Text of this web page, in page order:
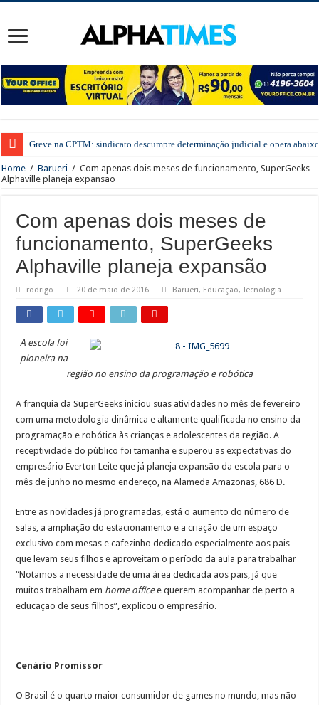
Greve na CPTM: sindicato descumpre determinação judicial e opera
Home / Barueri / Com apenas dois meses de funcionamento, SuperGeeks
Alphaville planeja expansão
Com apenas dois meses de
funcionamento, SuperGeeks
Alphaville planeja expansão
rodrigo 20 de maio de 2016 Barueri, Educação,Tecnologia
A escola foi
pioneira na
região no ensino da programação e robótica
A franquia da SuperGeeks iniciou suas atividades no mês de fevereiro
com uma metodologia dinâmica e altamente qualificada no ensino da
programação e robótica às crianças e adolescentes da região. A
receptividade do público foi tamanha e superou as expectativas do
empresário Everton Leite que já planeja expansão da escola para o
mês de junho no mesmo endereço, na Alameda Amazonas, 686 D.
Entre as novidades já programadas, está o aumento do número de
salas, a ampliação do estacionamento e a criação de um espaço
exclusivo com mesas e cafezinho dedicado especialmente aos pais
que levam seus filhos e aproveitam o período da aula para trabalhar
“Notamos a necessidade de uma área dedicada aos pais, já que
muitos trabalham em home officee querem acompanhar de perto a
educação de seus filhos”, explicou o empresário.
Cenário Promissor
O Brasil é o quarto maior consumidor de games no mundo, mas não